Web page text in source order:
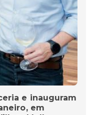
e inauguram
em